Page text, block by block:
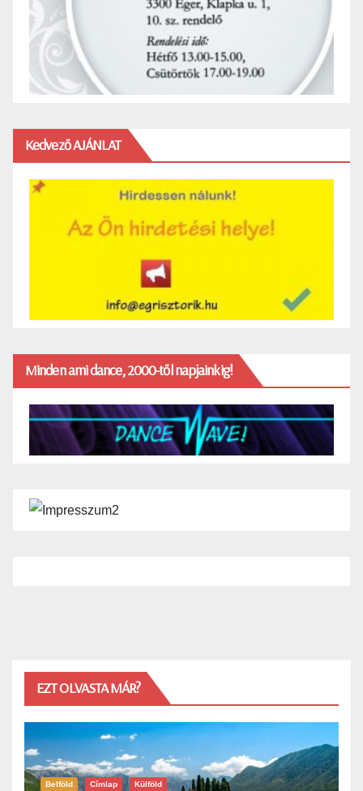
Kedvező AJÁNLAT
Minden ami dance, 2000-től napjainkig!
EZT OLVASTA MÁR?
Belföld Címlap Külföld